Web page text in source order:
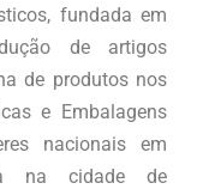
fundada em
de artigos
de produtos nos
e Embalagens
nacionais em
na cidade de